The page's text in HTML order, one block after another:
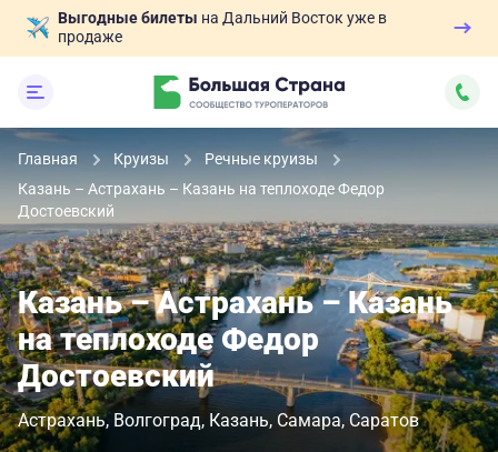
Выгодные билеты на Дальний Восток уже в
продаже
Главная Круизы
Речные круизы
Казань – Астрахань – Казань на теплоходе Федор
Достоевский
Казань – Астрахань – Казань
на теплоходе Федор
Достоевский
Астрахань Волгоград Казань Самара Саратов